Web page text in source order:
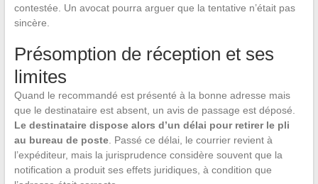
contestée. Un avocat pourra arguer que la tentative n’était pas
sincère.
Présomption de réception et ses
limites
Quand le recommandé est présenté à la bonne adresse mais
que le destinataire est absent, un avis de passage est déposé.
Le destinataire dispose alors d’un délai pour retirer le pli
au bureau de poste. Passé ce délai, le courrier revient à
l’expéditeur, mais la jurisprudence considère souvent que la
notification a produit ses effets juridiques, à condition que